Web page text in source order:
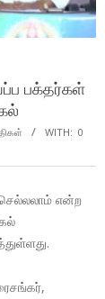
பக்தர்கள்
WITH: 0
என்ற